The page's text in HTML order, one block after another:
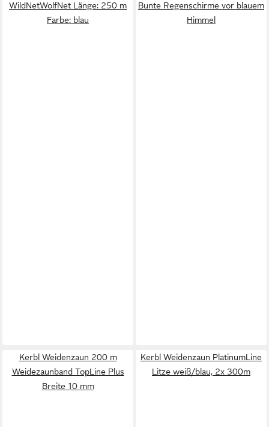
WildNetWolfNet Länge: 250 m
Farbe: blau
Bunte Regenschirme vor blauem
Himmel
Kerbl Weidenzaun 200 m
Weidezaunband TopLine Plus
Breite 10 mm
Kerbl Weidenzaun PlatinumLine
Litze weiß/blau, 2x 300m